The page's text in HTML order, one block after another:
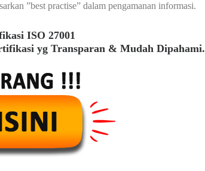
”best practise” dalam pengamanan informasi.
ISO 27001
yg Transparan & Mudah Dipahami.